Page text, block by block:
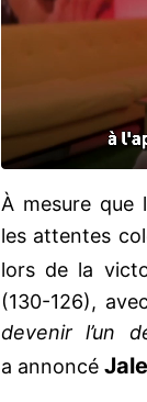
À mesure que
les attentes
lors de la
(130-126),
devenir l’un
a annoncé